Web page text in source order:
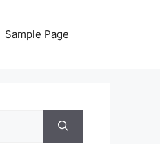
Sample Page